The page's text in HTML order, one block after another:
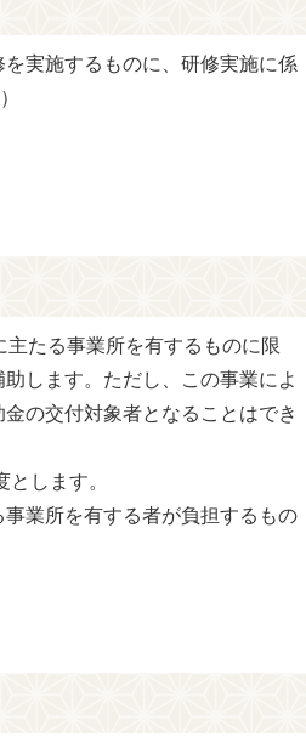
実施するものに、研修実施に係
たる事業所を有するものに限
します。ただし、この事業によ
の交付対象者となることはでき
します。
業所を有する者が負担するもの